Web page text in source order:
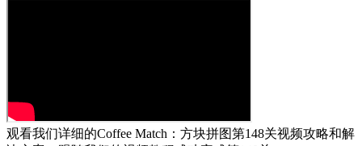
观看我们详细的Coffee Match：方块拼图第148关视频攻略和解